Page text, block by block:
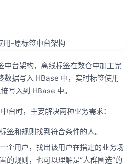
中台架构，离线标签在数仓中加工完
数据写入 HBase 中，实时标签使用
写入到 HBase 中。
台时，主要解决两种业务需求：
签和规则找到符合条件的人。
个用户，找出该用户在指定的业务场
的规则，也可以理解是“人群圈选“的